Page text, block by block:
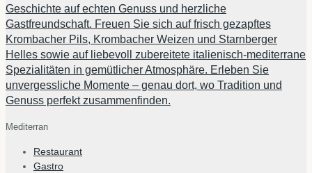
Geschichte auf echten Genuss und herzliche
Gastfreundschaft. Freuen Sie sich auf frisch gezapftes
Krombacher Pils, Krombacher Weizen und Starnberger
Helles sowie auf liebevoll zubereitete italienisch-mediterrane
Spezialitäten in gemütlicher Atmosphäre. Erleben Sie
unvergessliche Momente – genau dort, wo Tradition und
Genuss perfekt zusammenfinden.
Mediterran
Restaurant
Gastro